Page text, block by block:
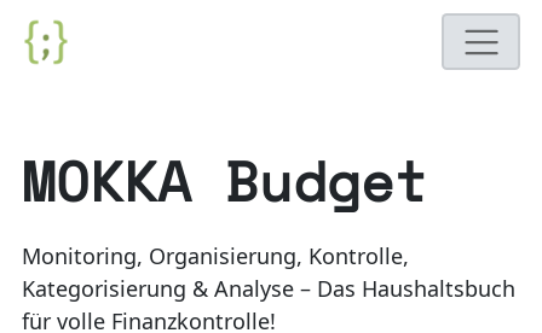
MOKKA Budget
Monitoring, Organisierung, Kontrolle,
Kategorisierung & Analyse – Das Haushaltsbuch
für volle Finanzkontrolle!